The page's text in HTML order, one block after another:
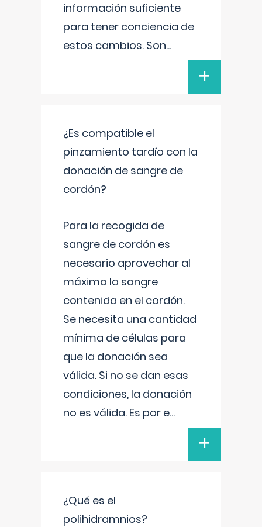
información suficiente
para tener conciencia de
estos cambios. Son...
+
¿Es compatible el
pinzamiento tardío con la
donación de sangre de
cordón?
Para la recogida de
sangre de cordón es
necesario aprovechar al
máximo la sangre
contenida en el cordón.
Se necesita una cantidad
mínima de células para
que la donación sea
válida. Si no se dan esas
condiciones, la donación
no es válida. Es por e...
+
¿Qué es el
polihidramnios?